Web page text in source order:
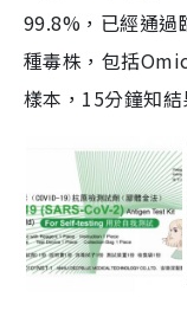
99.8%，已經通過
種毒株，包括
樣本，15分鐘知結